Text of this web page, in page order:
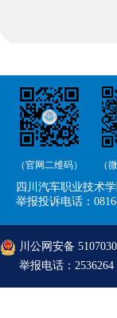
（官网二维码） （
四川汽车职业技术
举报投诉电话：
川公网安备
举报电话：